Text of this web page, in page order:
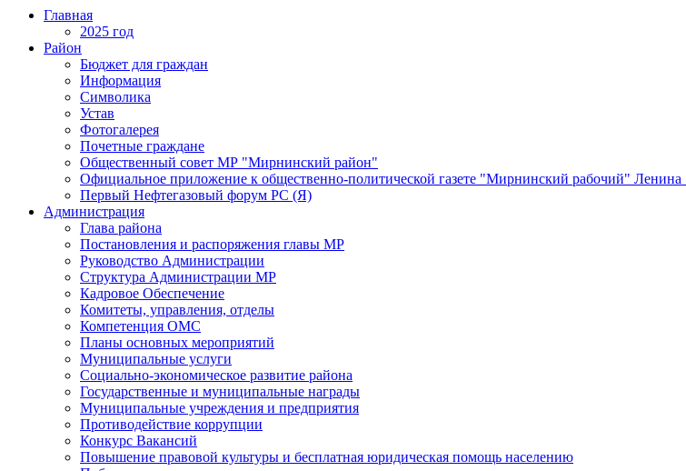
Главная
2025 год
Район
Бюджет для граждан
Информация
Символика
Устав
Фотогалерея
Почетные граждане
Общественный совет МР "Мирнинский район"
Официальное приложение к общественно-политической газете "Мирнинский рабочий" Ленина
Первый Нефтегазовый форум РС (Я)
Администрация
Глава района
Постановления и распоряжения главы МР
Руководство Администрации
Структура Администрации МР
Кадровое Обеспечение
Комитеты, управления, отделы
Компетенция ОМС
Планы основных мероприятий
Муниципальные услуги
Социально-экономическое развитие района
Государственные и муниципальные награды
Муниципальные учреждения и предприятия
Противодействие коррупции
Конкурс Вакансий
Повышение правовой культуры и бесплатная юридическая помощь населению